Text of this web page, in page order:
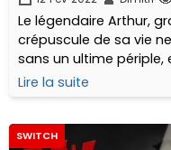
Le légendaire Arthur,
crépuscule de sa vie
sans un ultime périple,
éternelle dans Eternum
format numérique et
Lire la suite
SWITCH